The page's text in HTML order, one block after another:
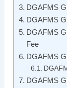
DGAFMS
DGAFMS
DGAFMS
Fee
DGAFMS
DGAFMS